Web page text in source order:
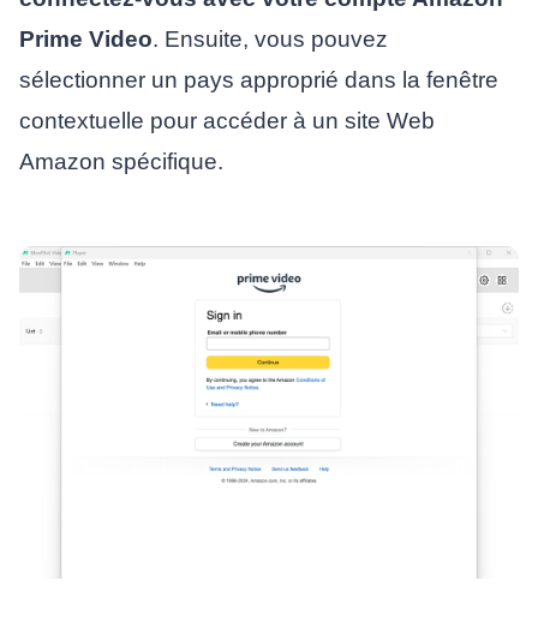
Prime Video. Ensuite, vous pouvez
sélectionner un pays approprié dans la fenêtre
contextuelle pour accéder à un site Web
Amazon spécifique.